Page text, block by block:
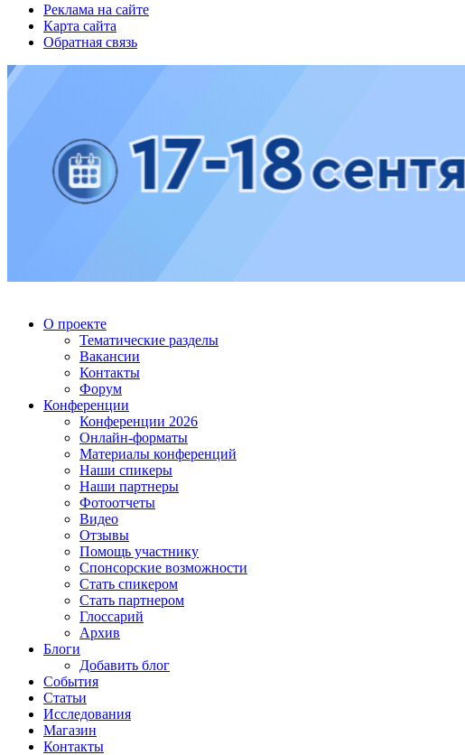
Реклама на сайте
Карта сайта
Обратная связь
О проекте
Тематические разделы
Вакансии
Контакты
Форум
Конференции
Конференции 2026
Онлайн-форматы
Материалы конференций
Наши спикеры
Наши партнеры
Фотоотчеты
Видео
Отзывы
Помощь участнику
Спонсорские возможности
Стать спикером
Стать партнером
Глоссарий
Архив
Блоги
Добавить блог
События
Статьи
Исследования
Магазин
Контакты